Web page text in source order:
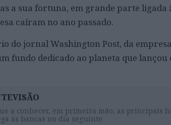
a sua fortuna, em grande parte
caíram no ano passado.
do jornal Washington Post, da
fundo dedicado ao planeta que lançou
a conhecer, em primeira mão, as principais
às bancas no dia seguinte